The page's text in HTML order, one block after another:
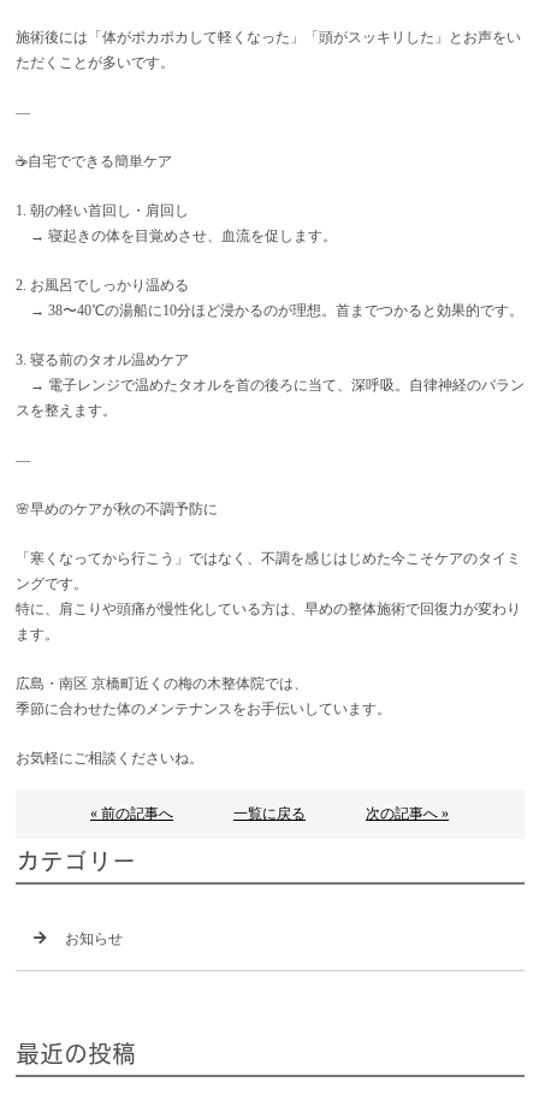
施術後には「体がポカポカして軽くなった」「頭がスッキリした」とお声をい
ただくことが多いです。
—
☕自宅でできる簡単ケア
1. 朝の軽い首回し・肩回し
→ 寝起きの体を目覚めさせ、血流を促します。
2. お風呂でしっかり温める
→ 38〜40℃の湯船に10分ほど浸かるのが理想。首までつかると効果的です。
3. 寝る前のタオル温めケア
→ 電子レンジで温めたタオルを首の後ろに当て、深呼吸。自律神経のバラン
スを整えます。
—
🌸早めのケアが秋の不調予防に
「寒くなってから行こう」ではなく、不調を感じはじめた今こそケアのタイミ
ングです。
特に、肩こりや頭痛が慢性化している方は、早めの整体施術で回復力が変わり
ます。
広島・南区 京橋町近くの梅の木整体院では、
季節に合わせた体のメンテナンスをお手伝いしています。
お気軽にご相談くださいね。
« 前の記事へ 一覧に戻る 次の記事へ »
カテゴリー
お知らせ
最近の投稿